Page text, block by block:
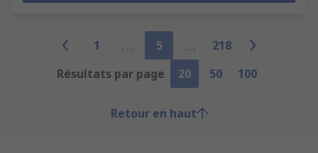
1 5
218
Résultats par page
20 50 100
Retour en haut